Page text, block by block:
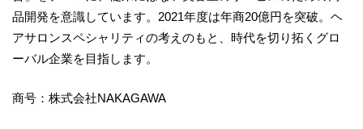
品開発を意識しています。2021年度は年商20億円を突破。ヘ
アサロンスペシャリティの考えのもと、時代を切り拓くグロ
ーバル企業を目指します。
商号：株式会社NAKAGAWA